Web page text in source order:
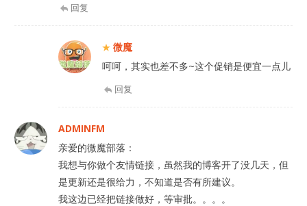
回复
微魔
呵呵，其实也差不多~这个促销是便宜一点儿
回复
ADMINFM
亲爱的微魔部落：
我想与你做个友情链接，虽然我的博客开了没几天，但
是更新还是很给力，不知道是否有所建议。
我这边已经把链接做好，等审批。。。。